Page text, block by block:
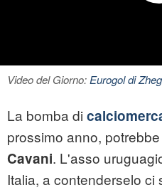
Video del Giorno:Eurogol di
La bomba di
prossimo anno,
Cavani. L'asso
Italia, a contenderselo ci